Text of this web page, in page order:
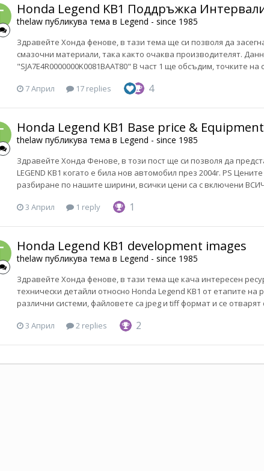
Honda Legend KB1 Поддръжка
thelaw публикува тема в Legend - since 1985
Здравейте Хонда фенове, в тази тема ще си позволя да
смазочни материали, така както очаква производителят.
"SJA7E4R0000000K0081BAAT80" В част 1 ще обсъдим, точките
7 Април 17 replies 4
Honda Legend KB1 Base price &
thelaw публикува тема в Legend - since 1985
Здравейте Хонда Фенове, в този пост ще си позволя да
LEGEND KB1 когато е била нов автомобил през 2004г. PS
разбиране по нашите ширини, всички цени са с включени
3 Април 1 reply 1
Honda Legend KB1 development images
thelaw публикува тема в Legend - since 1985
Здравейте Хонда фенове, в тази тема ще кача интересен
технически детайли относно Honda Legend KB1 от етапите
различни системи, файловете са jpeg и tiff формат и се
3 Април 2 replies 2